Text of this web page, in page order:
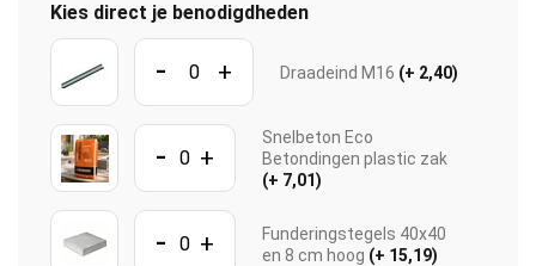
Kies direct je benodigdheden
- + Draadeind M16 (+ 2,40)
- +
Snelbeton Eco
Betondingen plastic zak
(+ 7,01)
- +
Funderingstegels 40x40
en 8 cm hoog (+ 15,19)